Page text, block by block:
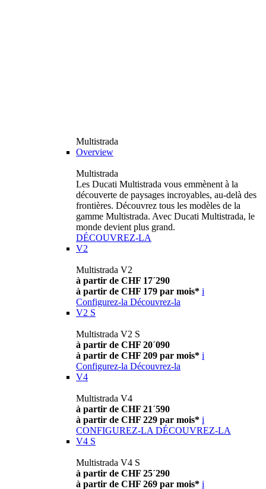
Multistrada
Overview
Multistrada
Les Ducati Multistrada vous emmènent à la
découverte de paysages incroyables, au-delà des
frontières. Découvrez tous les modèles de la
gamme Multistrada. Avec Ducati Multistrada, le
monde devient plus grand.
DÉCOUVREZ-LA
V2
Multistrada V2
à partir de CHF 17´290
à partir de CHF 179 par mois* i
Configurez-la Découvrez-la
V2 S
Multistrada V2 S
à partir de CHF 20´090
à partir de CHF 209 par mois* i
Configurez-la Découvrez-la
V4
Multistrada V4
à partir de CHF 21´590
à partir de CHF 229 par mois* i
CONFIGUREZ-LA DÉCOUVREZ-LA
V4 S
Multistrada V4 S
à partir de CHF 25´290
à partir de CHF 269 par mois* i